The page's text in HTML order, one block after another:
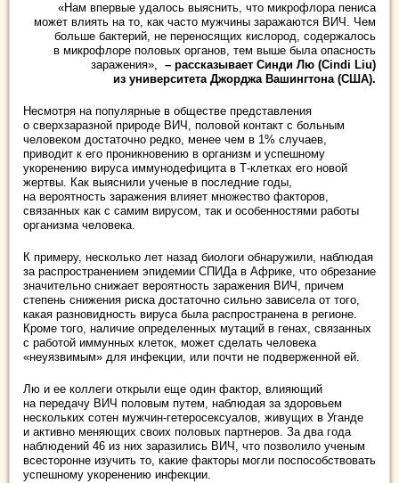
«Нам впервые удалось выяснить, что микрофлора пениса
может влиять на то, как часто мужчины заражаются ВИЧ. Чем
больше бактерий, не переносящих кислород, содержалось
в микрофлоре половых органов, тем выше была опасность
заражения», – рассказывает Синди Лю (Cindi Liu)
из университета Джорджа Вашингтона (США).
Несмотря на популярные в обществе представления
о сверхзаразной природе ВИЧ, половой контакт с больным
человеком достаточно редко, менее чем в 1% случаев,
приводит к его проникновению в организм и успешному
укоренению вируса иммунодефицита в Т-клетках его новой
жертвы. Как выяснили ученые в последние годы,
на вероятность заражения влияет множество факторов,
связанных как с самим вирусом, так и особенностями работы
организма человека.
К примеру, несколько лет назад биологи обнаружили, наблюдая
за распространением эпидемии СПИДа в Африке, что обрезание
значительно снижает вероятность заражения ВИЧ, причем
степень снижения риска достаточно сильно зависела от того,
какая разновидность вируса была распространена в регионе.
Кроме того, наличие определенных мутаций в генах, связанных
с работой иммунных клеток, может сделать человека
«неуязвимым» для инфекции, или почти не подверженной ей.
Лю и ее коллеги открыли еще один фактор, влияющий
на передачу ВИЧ половым путем, наблюдая за здоровьем
нескольких сотен мужчин-гетеросексуалов, живущих в Уганде
и активно меняющих своих половых партнеров. За два года
наблюдений 46 из них заразились ВИЧ, что позволило ученым
всесторонне изучить то, какие факторы могли поспособствовать
успешному укоренению инфекции.